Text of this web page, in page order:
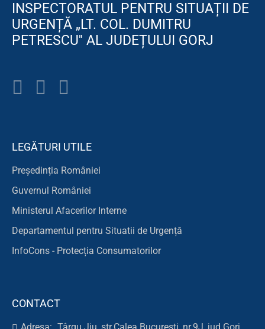
INSPECTORATUL PENTRU SITUAȚII DE
URGENȚĂ „LT. COL. DUMITRU
PETRESCU'' AL JUDEȚULUI GORJ
LEGĂTURI UTILE
Președinția României
Guvernul României
Ministerul Afacerilor Interne
Departamentul pentru Situatii de Urgență
InfoCons - Protecția Consumatorilor
CONTACT